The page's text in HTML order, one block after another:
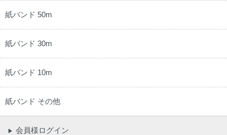
紙バンド 50m
紙バンド 30m
紙バンド 10m
紙バンド その他
▶ 会員様ログイン